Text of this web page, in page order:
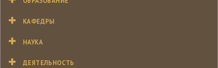
КАФЕДРЫ
НАУКА
ДЕЯТЕЛЬНОСТЬ